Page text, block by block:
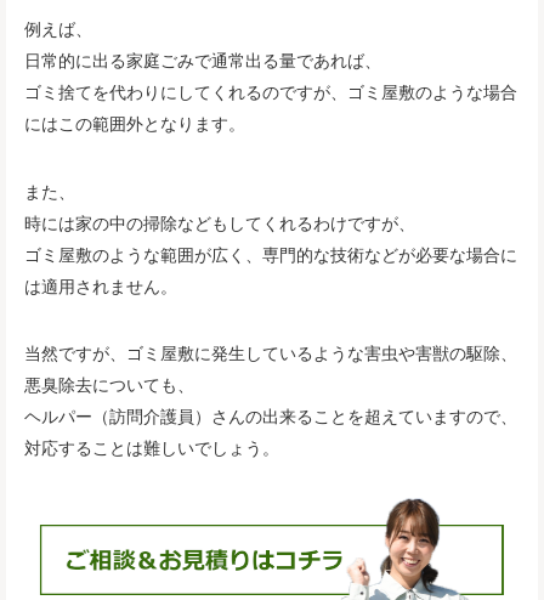
例えば、
日常的に出る家庭ごみで通常出る量であれば、
ゴミ捨てを代わりにしてくれるのですが、ゴミ屋敷のような場合
にはこの範囲外となります。
また、
時には家の中の掃除などもしてくれるわけですが、
ゴミ屋敷のような範囲が広く、専門的な技術などが必要な場合に
は適用されません。
当然ですが、ゴミ屋敷に発生しているような害虫や害獣の駆除、
悪臭除去についても、
ヘルパー（訪問介護員）さんの出来ることを超えていますので、
対応することは難しいでしょう。